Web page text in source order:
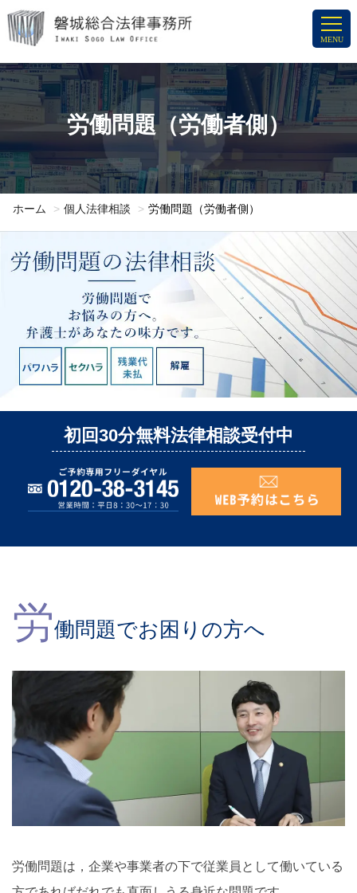
ン
ン
ツ
キ
ッ
プ
MENU
労働問題（労働者側）
ホーム 個人法律相談 労働問題（労働者側）
初回30分無料法律相談受付中
労働問題でお困りの方へ
労働問題は，企業や事業者の下で従業員として働いている